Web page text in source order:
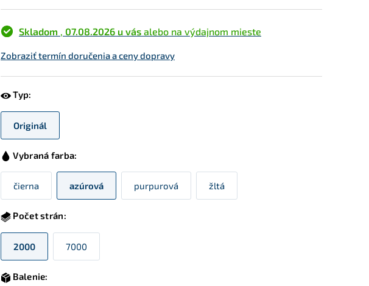
Skladom 07.08.2026 u vás alebo na výdajnom mieste
Zobraziť termín doručenia a ceny dopravy
Typ:
Originál
Vybraná farba:
čierna azúrová purpurová žltá
Počet strán:
2000 7000
Balenie: